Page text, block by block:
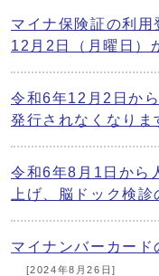
マイナ保険証の利
12月2日（月曜日）
令和6年12月2日か
発行されなくなりま
令和6年8月1日から
上げ、脳ドック検
マイナンバーカード
[2024年8月26日]